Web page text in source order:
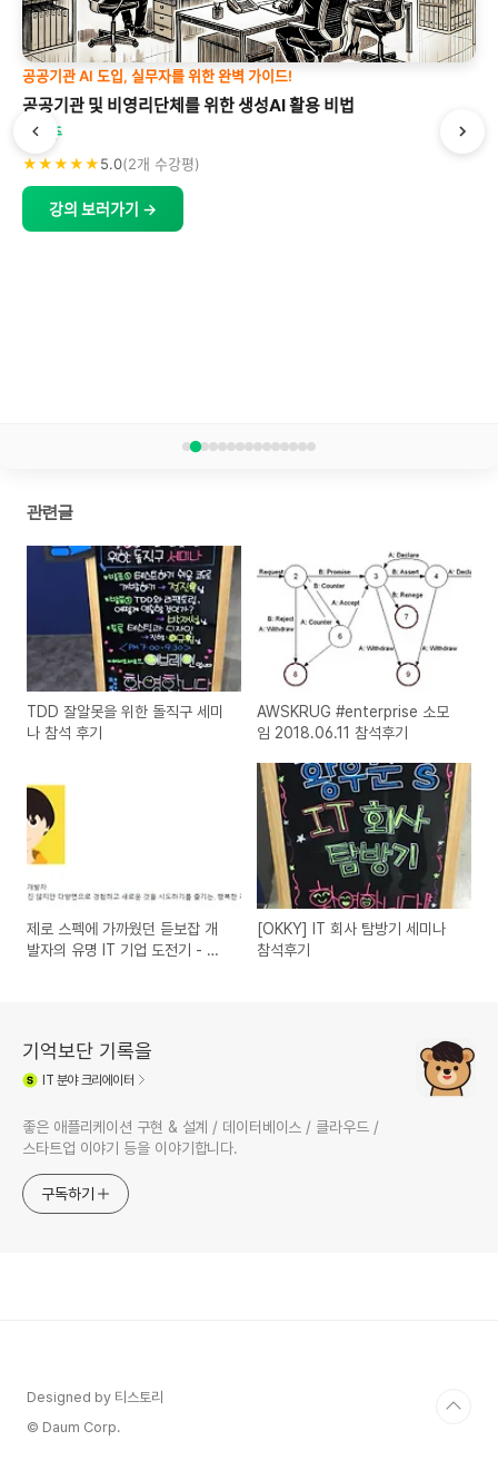
스프링을 제대로 배우고 싶다면, 이것은 필수입니다!
토비의 클린 스프링 - 도메인 모델 패턴과 헥사고날 아키텍처 Part
토비
★★★★★5.0(253개 수강평)
"마치 함께 일하는 선배님과 같이 프로젝트를 처음부터 만들어 가는 기분이 들
관련글
TDD 잘알못을 위한 돌직구 세미
나 참석 후기
AWSKRUG #enterprise 소모
임 2018.06.11 참석후기
제로 스펙에 가까웠던 듣보잡 개
발자의 유명 IT 기업 도전기 - 참
[OKKY] IT 회사 탐방기 세미나
참석후기
기억보단 기록을
IT 분야 크리에이터
좋은 애플리케이션 구현 & 설계 / 데이터베이스 / 클라우드 /
스타트업 이야기 등을 이야기합니다.
구독하기
Designed by 티스토리
© Daum Corp.